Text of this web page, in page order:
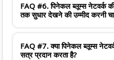
FAQ #6. पिनेकल ब्लूम्स नेटवर्क
तक सुधार देखने की उम्मीद करनी
FAQ #7. क्या पिनेकल ब्लूम्स
सत्र प्रदान करता है?